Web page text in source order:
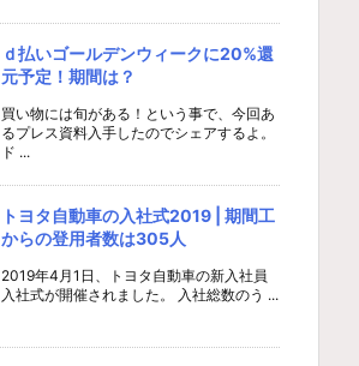
ｄ払いゴールデンウィークに20%還
元予定！期間は？
買い物には旬がある！という事で、今回あ
るプレス資料入手したのでシェアするよ。
ド ...
トヨタ自動車の入社式2019 | 期間工
からの登用者数は305人
2019年4月1日、トヨタ自動車の新入社員
入社式が開催されました。 入社総数のう ...